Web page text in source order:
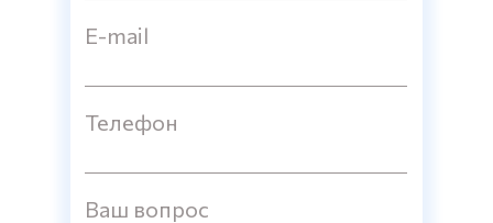
E-mail
Телефон
Ваш вопрос